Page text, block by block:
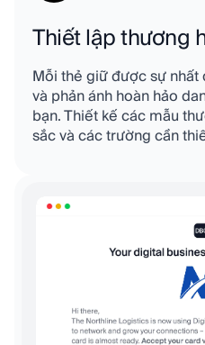
Thiết lập thương
Mỗi thẻ giữ được sự
và phản ánh hoàn hảo
bạn. Thiết kế các mẫu
sắc và các trường cần